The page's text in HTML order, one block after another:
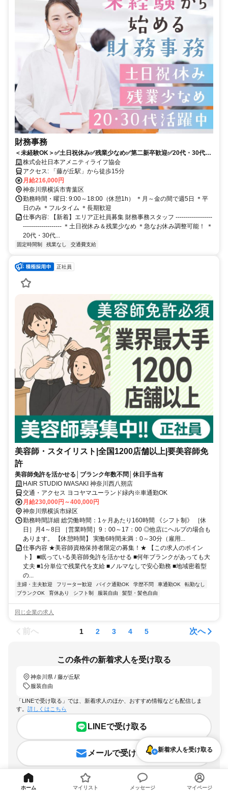
財務事務
＜未経験OK＞✅土日祝休み✅残業少なめ✅第二新卒歓迎✅20代・30代活
躍中！介護施設運営会社での事務
株式会社日本アメニティライフ協会
アクセス: 「藤が丘駅」から徒歩15分
月給216,000円
神奈川県横浜市青葉区
勤務時間・曜日: 9:00～18:00（休憩1h） ＊月～金の間で週5日 ＊平
日のみ ＊フルタイム ＊長期歓迎
仕事内容: 【新着】エリア正社員募集 財務事務スタッフ ------------------
------------------- ＊土日祝休み＆残業少なめ ＊急なお休み調整可能！ ＊
20代・30代...
固定時間制 残業なし 交通費支給
正社員
美容師・スタイリスト|全国1200店舗以上|要美容師免
許
美容師免許を活かせる│ブランク年数不問│休日手当有
HAIR STUDIO IWASAKI 神奈川西八朔店
交通・アクセス ヨコヤマユーランド緑内※車通勤OK
月給230,000円～400,000円
神奈川県横浜市緑区
勤務時間詳細 総労働時間：1ヶ月あたり160時間 《シフト制》 ［休
日］月4～8日 ［営業時間］9：00～17：00 ◎他店にヘルプの場合も
あります。 【休憩時間】 実働6時間未満：0～30分（雇用...
仕事内容 ★美容師資格保持者限定の募集！★ 【この求人のポイン
ト】 ■眠っている美容師免許を活かせる ■何年ブランクがあっても大
丈夫 ■1分単位で残業代を支給 ■ノルマなしで安心勤務 ■地域密着型
の...
主婦・主夫歓迎 フリーター歓迎 バイク通勤OK 学歴不問 車通勤OK
転勤なし
ブランクOK
育休あり シフト制 服装自由 髪型・髪色自由
同じ企業の求人
前へ 1 2 3 4 5 次へ
この条件の新着求人を受け取る
神奈川県 / 藤が丘駅
服装自由
「LINEで受け取る」では、新着求人のほか、おすすめ情報なども配信しま
す。 詳しくはこちら
LINEで受け取る
メールで受け取る 新着求人を受け取る
ホーム マイリスト メッセージ マイページ